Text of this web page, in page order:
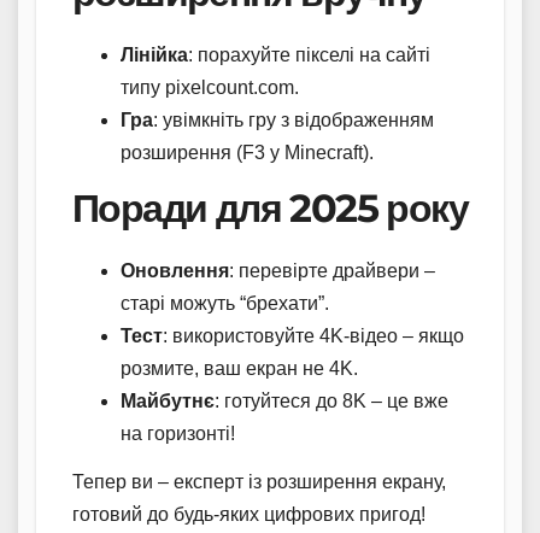
Лінійка: порахуйте пікселі на сайті
типу pixelcount.com.
Гра: увімкніть гру з відображенням
розширення (F3 у Minecraft).
Поради для 2025 року
Оновлення: перевірте драйвери –
старі можуть “брехати”.
Тест: використовуйте 4K-відео – якщо
розмите, ваш екран не 4K.
Майбутнє: готуйтеся до 8K – це вже
на горизонті!
Тепер ви – експерт із розширення екрану,
готовий до будь-яких цифрових пригод!